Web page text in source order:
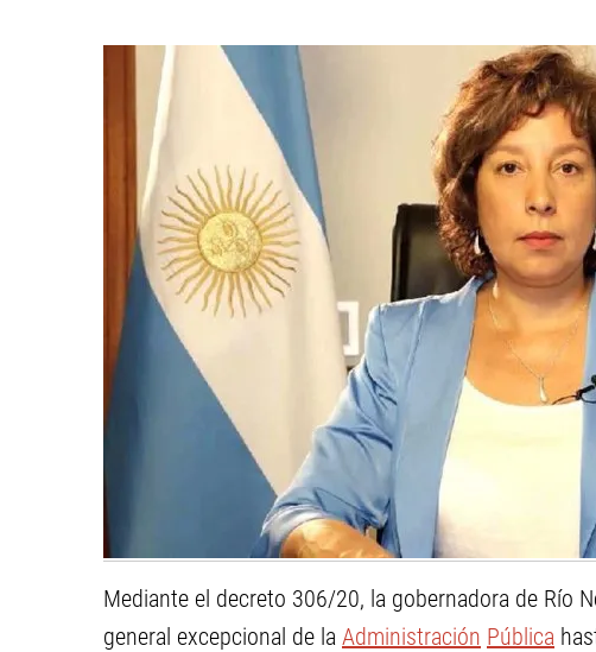
Mediante el decreto 306/20, la gobernadora de Río
general excepcional de la Administración Pública